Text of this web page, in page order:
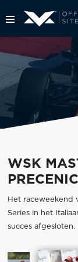
WSK
Het raceweekend
Series in het
succes afgesloten.